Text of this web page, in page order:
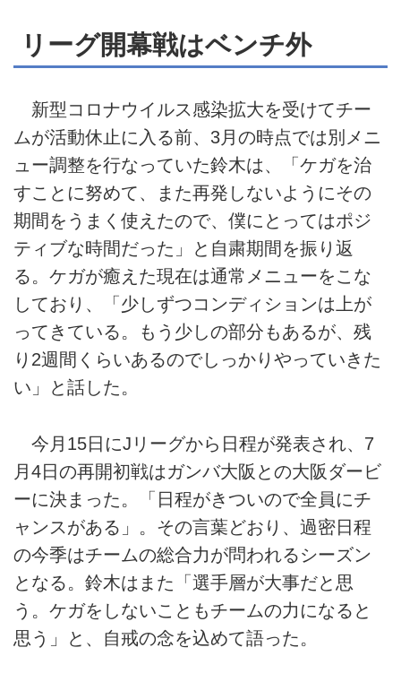
リーグ開幕戦はベンチ外
新型コロナウイルス感染拡大を受けてチー
ムが活動休止に入る前、3月の時点では別メニ
ュー調整を行なっていた鈴木は、「ケガを治
すことに努めて、また再発しないようにその
期間をうまく使えたので、僕にとってはポジ
ティブな時間だった」と自粛期間を振り返
る。ケガが癒えた現在は通常メニューをこな
しており、「少しずつコンディションは上が
ってきている。もう少しの部分もあるが、残
り2週間くらいあるのでしっかりやっていきた
い」と話した。
今月15日にJリーグから日程が発表され、7
月4日の再開初戦はガンバ大阪との大阪ダービ
ーに決まった。「日程がきついので全員にチ
ャンスがある」。その言葉どおり、過密日程
の今季はチームの総合力が問われるシーズン
となる。鈴木はまた「選手層が大事だと思
う。ケガをしないこともチームの力になると
思う」と、自戒の念を込めて語った。